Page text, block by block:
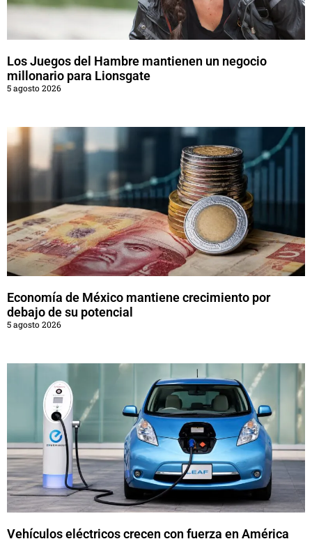
Los Juegos del Hambre mantienen un negocio
millonario para Lionsgate
5 agosto 2026
Economía de México mantiene crecimiento por
debajo de su potencial
5 agosto 2026
Vehículos eléctricos crecen con fuerza en América